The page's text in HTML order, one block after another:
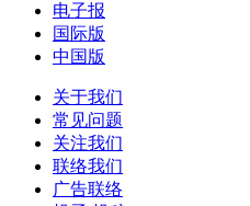
电子报
国际版
中国版
关于我们
常见问题
关注我们
联络我们
广告联络